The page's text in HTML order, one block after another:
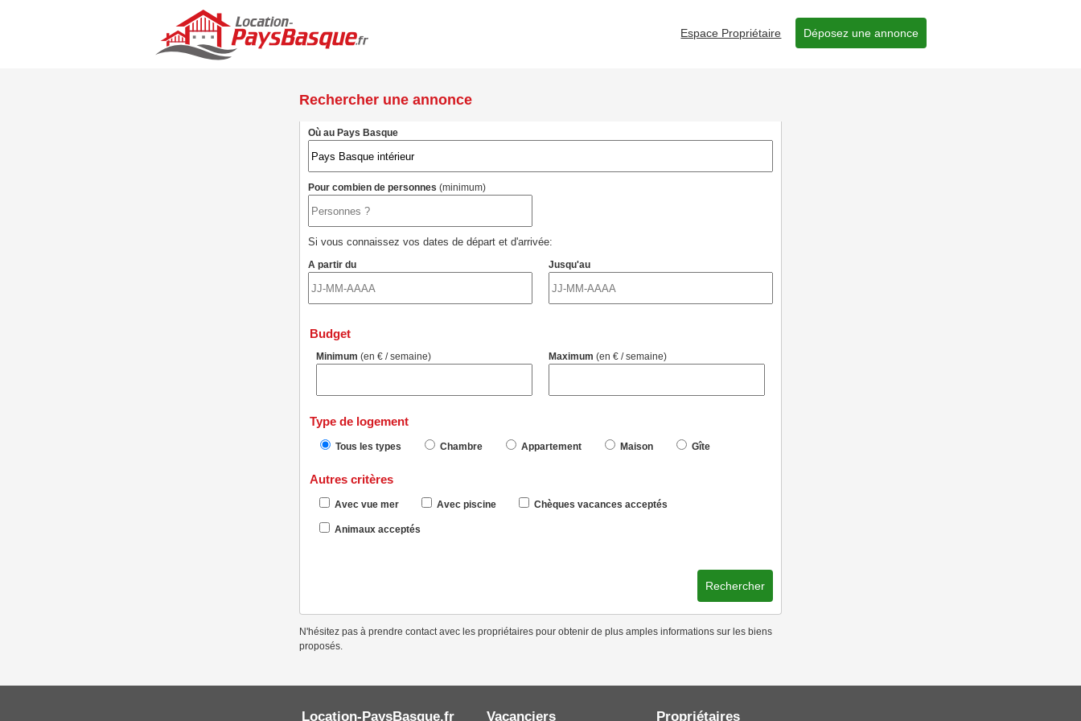
Espace Propriétaire Déposez une annonce
Rechercher une annonce
Où au Pays Basque
Pour combien de personnes (minimum)
Si vous connaissez vos dates de départ et d'arrivée:
A partir du Jusqu'au
Budget
Minimum (en € / semaine) Maximum (en € / semaine)
Type de logement
Tous les types Chambre Appartement Maison Gîte
Autres critères
Avec vue mer Avec piscine Chèques vacances acceptés
Animaux acceptés
Rechercher
N'hésitez pas à prendre contact avec les propriétaires pour obtenir de plus amples informations sur les biens
proposés.
Location-PaysBasque.fr Vacanciers Propriétaires